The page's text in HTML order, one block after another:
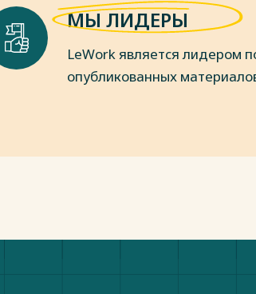
МЫ ЛИДЕРЫ
LeWork является лидером
опубликованных